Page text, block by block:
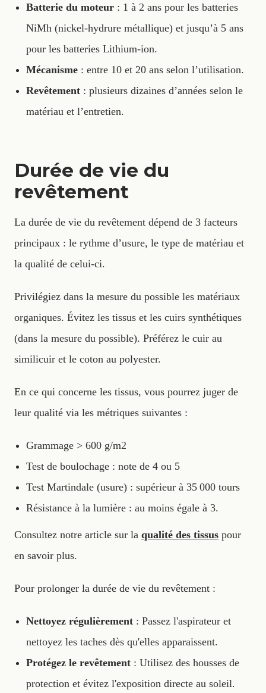
Batterie du moteur : 1 à 2 ans pour les batteries
NiMh (nickel-hydrure métallique) et jusqu’à 5 ans
pour les batteries Lithium-ion.
Mécanisme : entre 10 et 20 ans selon l’utilisation.
Revêtement : plusieurs dizaines d’années selon le
matériau et l’entretien.
Durée de vie du
revêtement
La durée de vie du revêtement dépend de 3 facteurs
principaux : le rythme d’usure, le type de matériau et
la qualité de celui-ci.
Privilégiez dans la mesure du possible les matériaux
organiques. Évitez les tissus et les cuirs synthétiques
(dans la mesure du possible). Préférez le cuir au
similicuir et le coton au polyester.
En ce qui concerne les tissus, vous pourrez juger de
leur qualité via les métriques suivantes :
Grammage > 600 g/m2
Test de boulochage : note de 4 ou 5
Test Martindale (usure) : supérieur à 35 000 tours
Résistance à la lumière : au moins égale à 3.
Consultez notre article sur la qualité des tissus pour
en savoir plus.
Pour prolonger la durée de vie du revêtement :
Nettoyez régulièrement : Passez l'aspirateur et
nettoyez les taches dès qu'elles apparaissent.
Protégez le revêtement : Utilisez des housses de
protection et évitez l'exposition directe au soleil.